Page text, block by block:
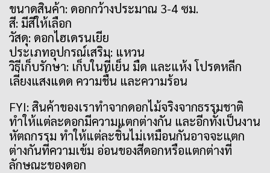
ขนาดสินค้า: ดอกกว้างประมาณ 3-4 ซม.
สี: มีสีให้เลือก
วัสดุ: ดอกไฮเดรนเยีย
ประเภทอุปกรณ์เสริม: แหวน
วิธีเก็บรักษา: เก็บในที่เย็น มืด และแห้ง โปรดหลีก
เลี่ยงแสงแดด ความชื้น และความร้อน
FYI: สินค้าของเราทำจากดอกไม้จริงจากธรรมชาติ
ทำให้แต่ละดอกมีความแตกต่างกัน และอีกทั้งเป็นงาน
หัตถกรรม ทำให้แต่ละชิ้นไม่เหมือนกันอาจจะแตก
ต่างกันที่ความเข้ม อ่อนของสีดอกหรือแตกต่างที่
ลักษณะของดอก